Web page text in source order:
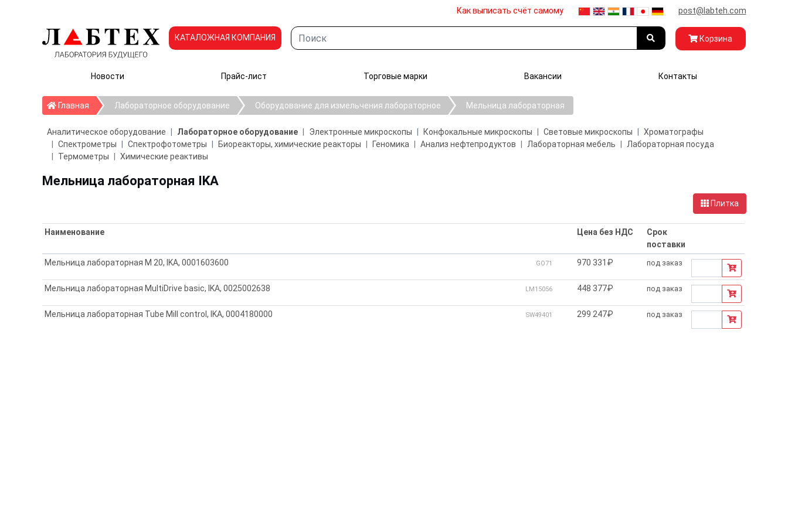
Как выписать счёт самому post@labteh.com
КАТАЛОЖНАЯ КОМПАНИЯ Корзина
Новости Прайс-лист Торговые марки Вакансии Контакты
ГлавнаяГлавнаяЛабораторное оборудование Оборудование для измельчения лабораторное Мельница лабораторная
Аналитическое оборудование Лабораторное оборудование Электронные микроскопы Конфокальные микроскопы Световые микроскопы
Хроматографы
Спектрометры
Спектрофотометры Биореакторы, химические реакторы Геномика Анализ нефтепродуктов Лабораторная мебель
Лабораторная посуда
Термометры
Химические реактивы
Мельница лабораторная IKA
Плитка
Наименование Цена без НДС
Срок
поставки
Мельница лабораторная M 20, IKA, 0001603600
GO71 970 331₽ под заказ
Мельница лабораторная MultiDrive basic, IKA, 0025002638 LM15056 448 377₽ под заказ
Мельница лабораторная Tube Mill control, IKA, 0004180000 SW49401 299 247₽ под заказ